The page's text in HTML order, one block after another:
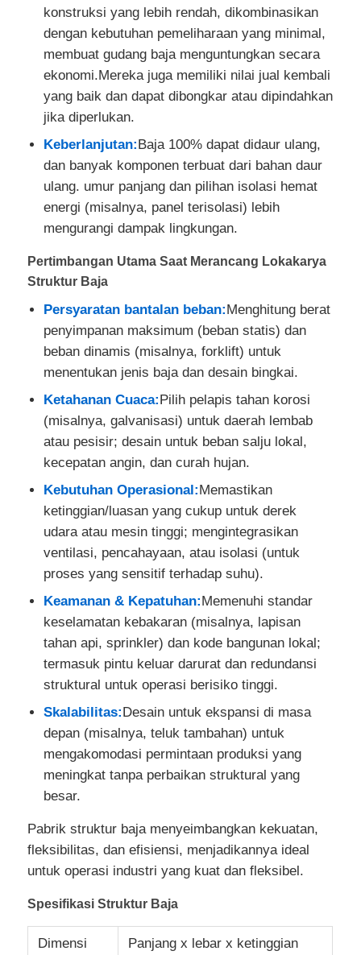
Garasi Baja
konstruksi yang lebih rendah, dikombinasikan
dengan kebutuhan pemeliharaan yang minimal,
membuat gudang baja menguntungkan secara
ekonomi.Mereka juga memiliki nilai jual kembali
yang baik dan dapat dibongkar atau dipindahkan
jika diperlukan.
Keberlanjutan:Baja 100% dapat didaur ulang,
dan banyak komponen terbuat dari bahan daur
ulang. umur panjang dan pilihan isolasi hemat
energi (misalnya, panel terisolasi) lebih
mengurangi dampak lingkungan.
Pertimbangan Utama Saat Merancang Lokakarya
Struktur Baja
Persyaratan bantalan beban:Menghitung berat
penyimpanan maksimum (beban statis) dan
beban dinamis (misalnya, forklift) untuk
menentukan jenis baja dan desain bingkai.
Ketahanan Cuaca:Pilih pelapis tahan korosi
(misalnya, galvanisasi) untuk daerah lembab
atau pesisir; desain untuk beban salju lokal,
kecepatan angin, dan curah hujan.
Kebutuhan Operasional:Memastikan
ketinggian/luasan yang cukup untuk derek
udara atau mesin tinggi; mengintegrasikan
ventilasi, pencahayaan, atau isolasi (untuk
proses yang sensitif terhadap suhu).
Keamanan & Kepatuhan:Memenuhi standar
keselamatan kebakaran (misalnya, lapisan
tahan api, sprinkler) dan kode bangunan lokal;
termasuk pintu keluar darurat dan redundansi
struktural untuk operasi berisiko tinggi.
Skalabilitas:Desain untuk ekspansi di masa
depan (misalnya, teluk tambahan) untuk
mengakomodasi permintaan produksi yang
meningkat tanpa perbaikan struktural yang
besar.
Pabrik struktur baja menyeimbangkan kekuatan,
fleksibilitas, dan efisiensi, menjadikannya ideal
untuk operasi industri yang kuat dan fleksibel.
Spesifikasi Struktur Baja
Dimensi
Panjang x lebar x ketinggian